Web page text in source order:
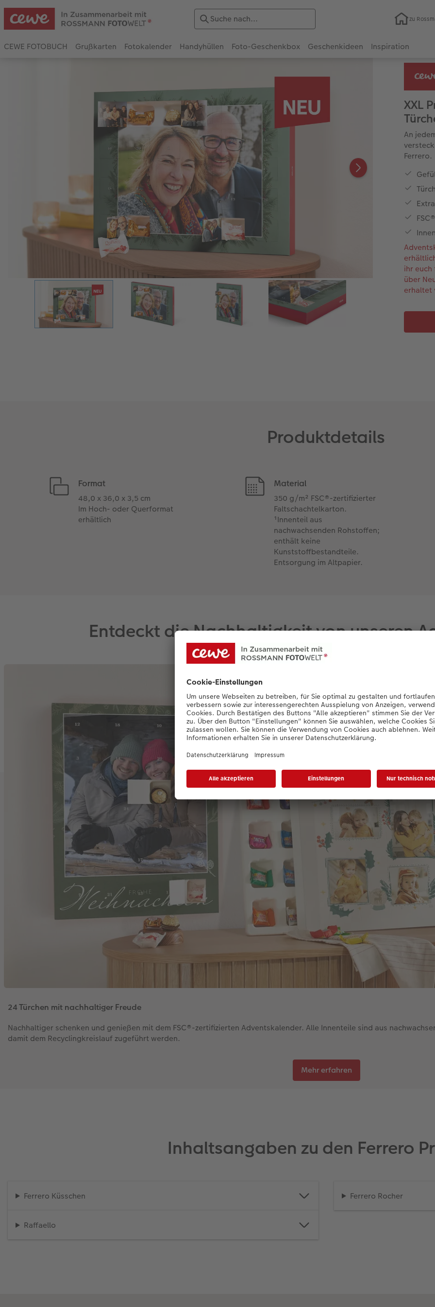
zu
CEWE FOTOBUCH Grußkarten Fotokalender Handyhüllen Foto-Geschenkbox Geschenkideen Inspiration
XXL
An
Ferrero.
ihr
über
erhaltet
Produktdetails
Format
48,0 x 36,0 x 3,5 cm
Im Hoch- oder Querformat
erhältlich
Material
350 g/m² FSC®-zertifizierter
Faltschachtelkarton.
¹Innenteil aus
nachwachsenden Rohstoffen;
enthält keine
Kunststoffbestandteile.
Entsorgung im Altpapier.
Entdeckt die Nachhaltigkeit von unseren
24 Türchen mit nachhaltiger Freude
Nachhaltiger schenken und genießen mit dem FSC®-zertifizierten Adventskalender. Alle Innenteile sind aus
damit dem Recyclingkreislauf zugeführt werden.
Mehr erfahren
Inhaltsangaben zu den Ferrero
Ferrero Küsschen
Raffaello
Ferrero Rocher